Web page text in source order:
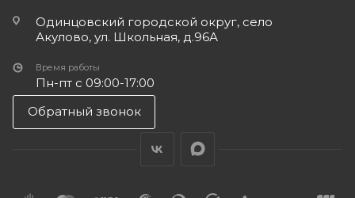
Одинцовский городской округ, село
Акулово, ул. Школьная, д.96А
Время работы
Пн-пт с 09:00-17:00
Обратный звонок